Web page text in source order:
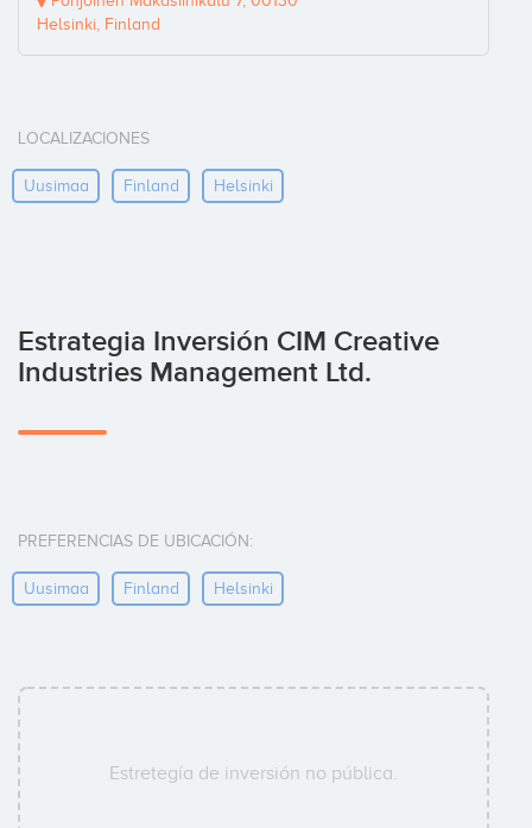
Helsinki, Finland
LOCALIZACIONES
Uusimaa Finland Helsinki
Estrategia Inversión CIM Creative
Industries Management Ltd.
PREFERENCIAS DE UBICACIÓN:
Uusimaa Finland Helsinki
Estretegía de inversión no pública.